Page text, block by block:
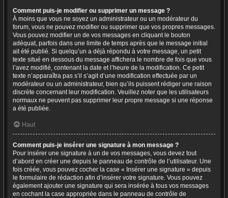
Comment puis-je modifier ou supprimer un message ?
À moins que vous ne soyez un administrateur ou un modérateur du
forum, vous ne pouvez modifier ou supprimer que vos propres messages.
Vous pouvez modifier un de vos messages en cliquant le bouton
adéquat, parfois dans une limite de temps après que le message initial
ait été publié. Si quelqu’un a déjà répondu à votre message, un petit
texte situé en dessous du message affichera le nombre de fois que vous
l’avez modifié, contenant la date et l’heure de la modification. Ce petit
texte n’apparaîtra pas s’il s’agit d’une modification effectuée par un
modérateur ou un administrateur, bien qu’ils puissent rédiger une raison
discrète concernant leur modification. Veuillez noter que les utilisateurs
normaux ne peuvent pas supprimer leur propre message si une réponse
a été publiée.
Haut
Comment puis-je insérer une signature à mon message ?
Pour insérer une signature à un de vos messages, vous devez tout
d’abord en créer une depuis le panneau de contrôle de l’utilisateur. Une
fois créée, vous pouvez cocher la case « Insérer une signature » depuis
le formulaire de rédaction afin d’insérer votre signature. Vous pouvez
également ajouter une signature qui sera insérée à tous vos messages
en cochant la case appropriée dans le panneau de contrôle de